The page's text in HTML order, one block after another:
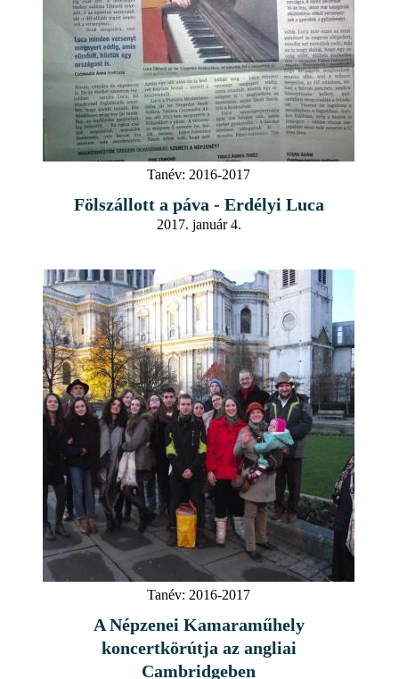
Tanév: 2016-2017
Fölszállott a páva - Erdélyi Luca
2017. január 4.
Tanév: 2016-2017
A Népzenei Kamaraműhely
koncertkörútja az angliai
Cambridgeben